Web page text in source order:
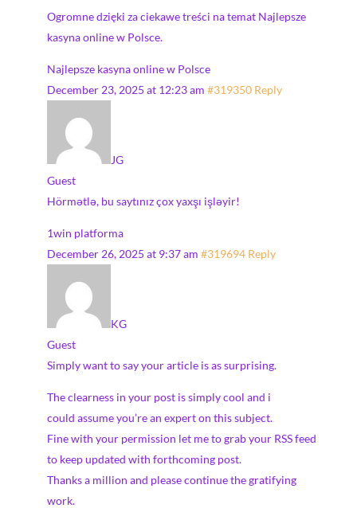
Ogromne dzięki za ciekawe treści na temat Najlepsze
kasyna online w Polsce.
Najlepsze kasyna online w Polsce
December 23, 2025 at 12:23 am #319350 Reply
JG
Guest
Hörmətlə, bu saytınız çox yaxşı işləyir!
1win platforma
December 26, 2025 at 9:37 am #319694 Reply
KG
Guest
Simply want to say your article is as surprising.
The clearness in your post is simply cool and i
could assume you’re an expert on this subject.
Fine with your permission let me to grab your RSS feed
to keep updated with forthcoming post.
Thanks a million and please continue the gratifying
work.